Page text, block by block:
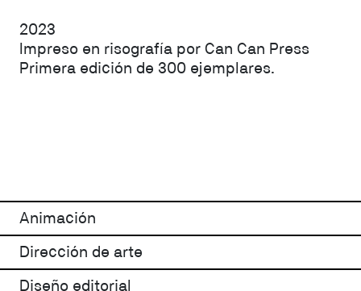
2023
Impreso en risografía por Can Can Press
Primera edición de 300 ejemplares.
Animación
Dirección de arte
Diseño editorial